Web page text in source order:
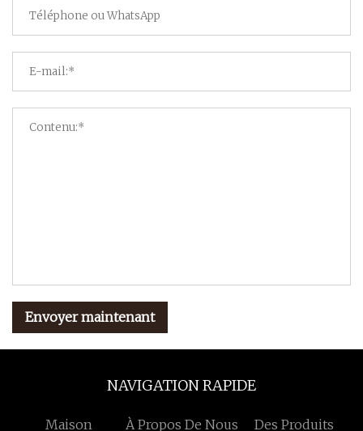
Envoyer maintenant
NAVIGATION RAPIDE
Maison À Propos De Nous Des Produits